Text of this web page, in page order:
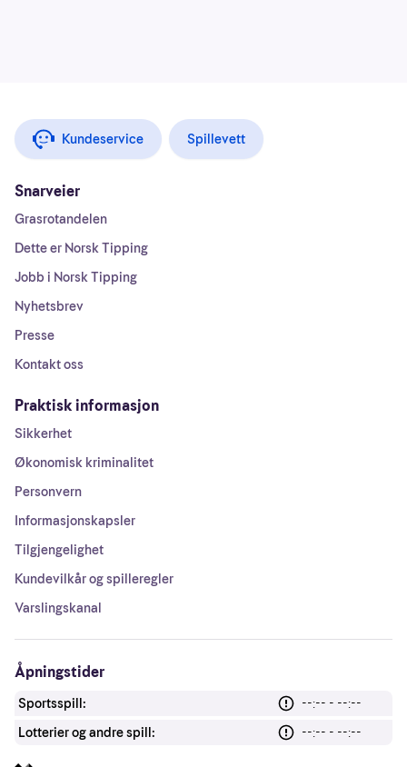
Kundeservice Spillevett
Snarveier
Grasrotandelen
Dette er Norsk Tipping
Jobb i Norsk Tipping
Nyhetsbrev
Presse
Kontakt oss
Praktisk informasjon
Sikkerhet
Økonomisk kriminalitet
Personvern
Informasjonskapsler
Tilgjengelighet
Kundevilkår og spilleregler
Varslingskanal
Åpningstider
Sportsspill:
--:-- - --:--
Lotterier og andre spill:
--:-- - --:--